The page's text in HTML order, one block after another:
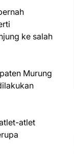
ke salah
Murung
atlet